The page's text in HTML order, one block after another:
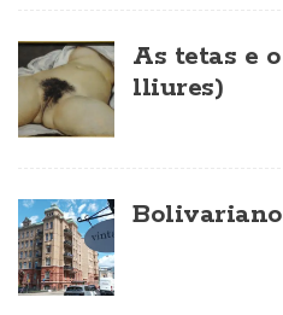
As tetas e
lliures)